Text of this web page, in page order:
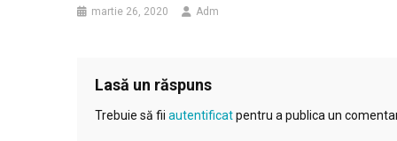
martie 26, 2020 Adm
Lasă un răspuns
Trebuie să fii autentificatpentru a publica un